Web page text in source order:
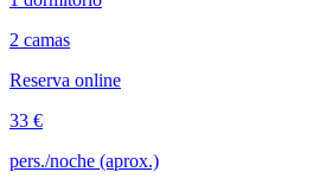
2 camas
Reserva online
33 €
pers./noche (aprox.)